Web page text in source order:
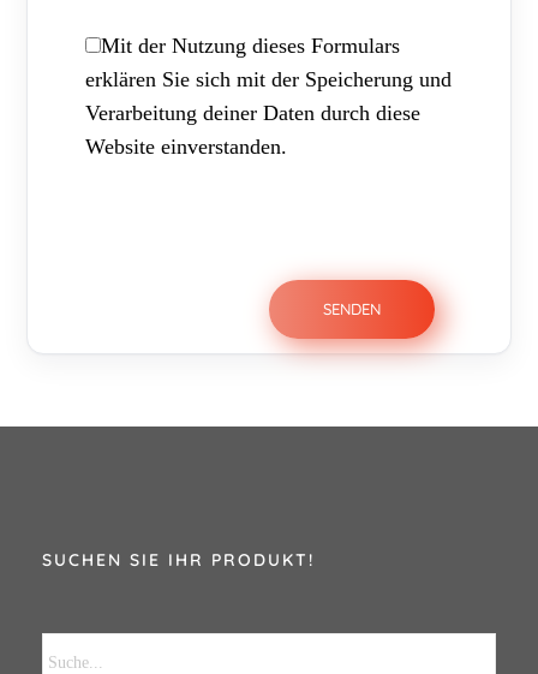
Mit der Nutzung dieses Formulars
erklären Sie sich mit der Speicherung und
Verarbeitung deiner Daten durch diese
Website einverstanden.
SUCHEN SIE IHR PRODUKT!